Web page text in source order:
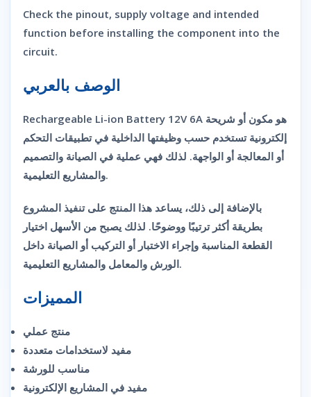
Check the pinout, supply voltage and intended
function before installing the component into the
circuit.
الوصف بالعربي
Rechargeable Li-ion Battery 12V 6A هو مكون أو شريحة
إلكترونية تستخدم حسب وظيفتها الداخلية في تطبيقات التحكم
أو المعالجة أو الواجهة. لذلك فهي عملية في الصيانة والتصميم
والمشاريع التعليمية.
بالإضافة إلى ذلك، يساعد هذا المنتج على تنفيذ المشروع
بطريقة أكثر ترتيبًا ووضوحًا. لذلك يصبح من الأسهل اختيار
القطعة المناسبة وإجراء الاختبار أو التركيب أو الصيانة داخل
الورش والمعامل والمشاريع التعليمية.
المميزات
منتج عملي
مفيد لاستخدامات متعددة
مناسب للورشة
مفيد في المشاريع الإلكترونية